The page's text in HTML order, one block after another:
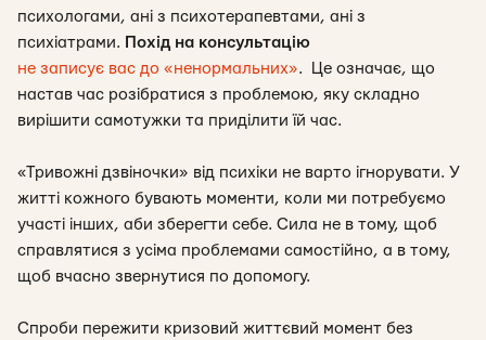
психологами, ані з психотерапевтами, ані з
психіатрами. Похід на консультацію
не записує вас до «ненормальних».
Це означає, що
настав час розібратися з проблемою, яку складно
вирішити самотужки та приділити їй час.
«Тривожні дзвіночки» від психіки не варто ігнорувати. У
житті кожного бувають моменти, коли ми потребуємо
участі інших, аби зберегти себе. Сила не в тому, щоб
справлятися з усіма проблемами самостійно, а в тому,
щоб вчасно звернутися по допомогу.
Спроби пережити кризовий життєвий момент без